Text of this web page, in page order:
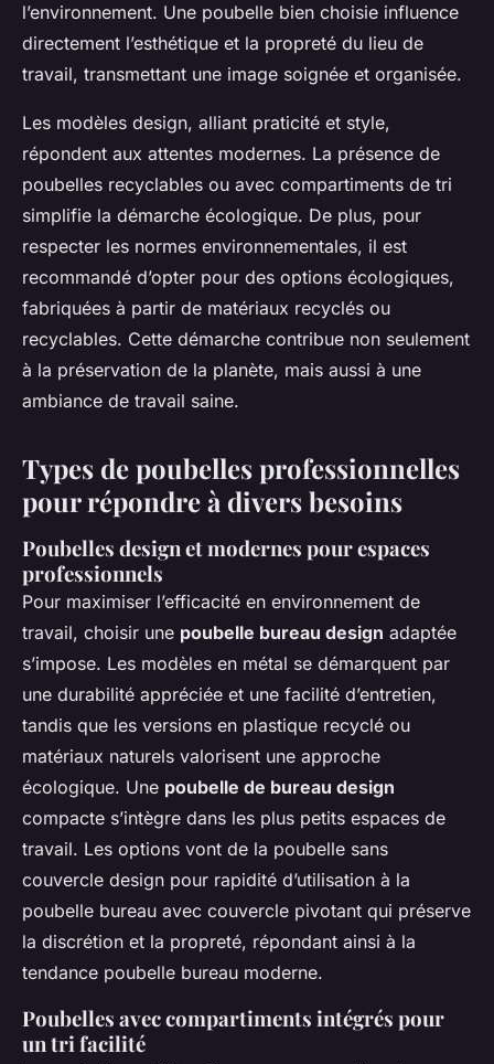
l’environnement. Une poubelle bien choisie influence
directement l’esthétique et la propreté du lieu de
travail, transmettant une image soignée et organisée.
Les modèles design, alliant praticité et style,
répondent aux attentes modernes. La présence de
poubelles recyclables ou avec compartiments de tri
simplifie la démarche écologique. De plus, pour
respecter les normes environnementales, il est
recommandé d’opter pour des options écologiques,
fabriquées à partir de matériaux recyclés ou
recyclables. Cette démarche contribue non seulement
à la préservation de la planète, mais aussi à une
ambiance de travail saine.
Types de poubelles professionnelles
pour répondre à divers besoins
Poubelles design et modernes pour espaces
professionnels
Pour maximiser l’efficacité en environnement de
travail, choisir une poubelle bureau design adaptée
s’impose. Les modèles en métal se démarquent par
une durabilité appréciée et une facilité d’entretien,
tandis que les versions en plastique recyclé ou
matériaux naturels valorisent une approche
écologique. Une poubelle de bureau design
compacte s’intègre dans les plus petits espaces de
travail. Les options vont de la poubelle sans
couvercle design pour rapidité d’utilisation à la
poubelle bureau avec couvercle pivotant qui préserve
la discrétion et la propreté, répondant ainsi à la
tendance poubelle bureau moderne.
Poubelles avec compartiments intégrés pour
un tri facilité